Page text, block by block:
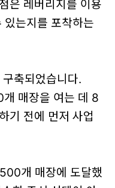
은 레버리지를 이용
있는지를 포착하는
축되었습니다.
매장을 여는 데 8
기 전에 먼저 사업
개 매장에 도달했